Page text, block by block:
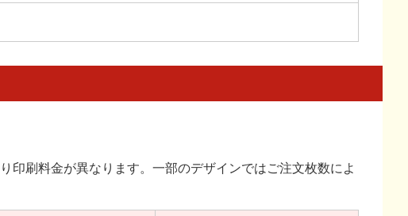
印刷料金が異なります。一部のデザインではご注文枚数によ